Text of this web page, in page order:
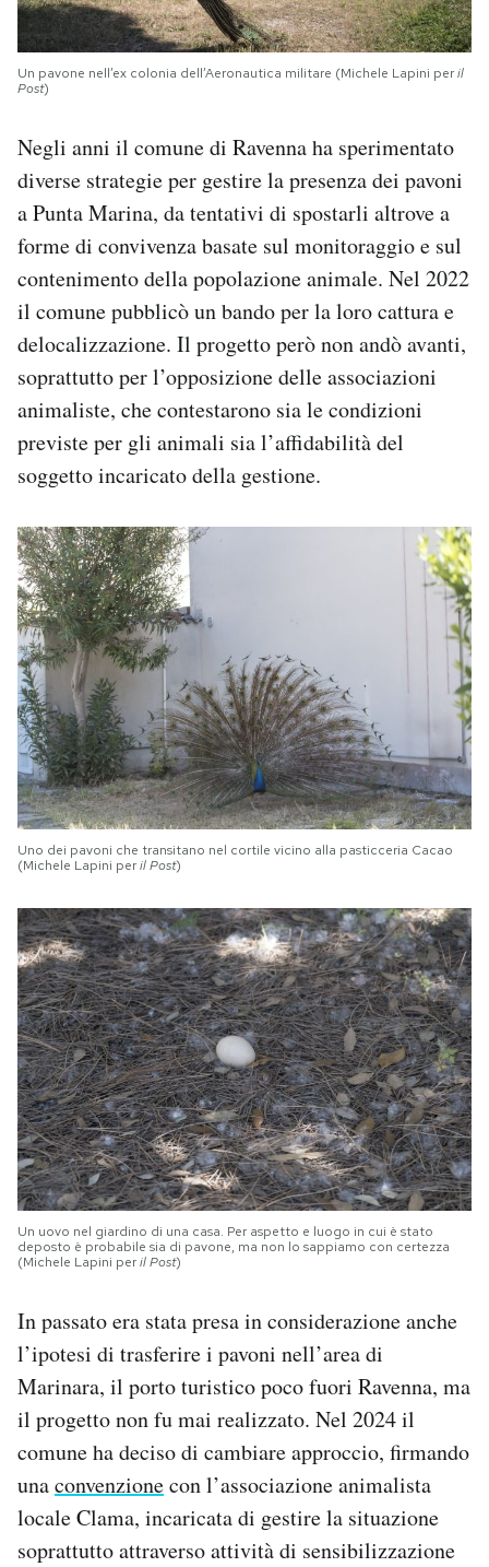
Un pavone nell’ex colonia dell’Aeronautica militare (Michele Lapini peril
Post)
Negli anni il comune di Ravenna ha sperimentato
diverse strategie per gestire la presenza dei pavoni
a Punta Marina, da tentativi di spostarli altrove a
forme di convivenza basate sul monitoraggio e sul
contenimento della popolazione animale. Nel 2022
il comune pubblicò un bando per la loro cattura e
delocalizzazione. Il progetto però non andò avanti,
soprattutto per l’opposizione delle associazioni
animaliste, che contestarono sia le condizioni
previste per gli animali sia l’affidabilità del
soggetto incaricato della gestione.
Uno dei pavoni che transitano nel cortile vicino alla pasticceria Cacao
(Michele Lapini peril Post)
Un uovo nel giardino di una casa. Per aspetto e luogo in cui è stato
deposto è probabile sia di pavone, ma non lo sappiamo con certezza
(Michele Lapini peril Post)
In passato era stata presa in considerazione anche
l’ipotesi di trasferire i pavoni nell’area di
Marinara, il porto turistico poco fuori Ravenna, ma
il progetto non fu mai realizzato. Nel 2024 il
comune ha deciso di cambiare approccio, firmando
unaconvenzionecon l’associazione animalista
locale Clama, incaricata di gestire la situazione
soprattutto attraverso attività di sensibilizzazione